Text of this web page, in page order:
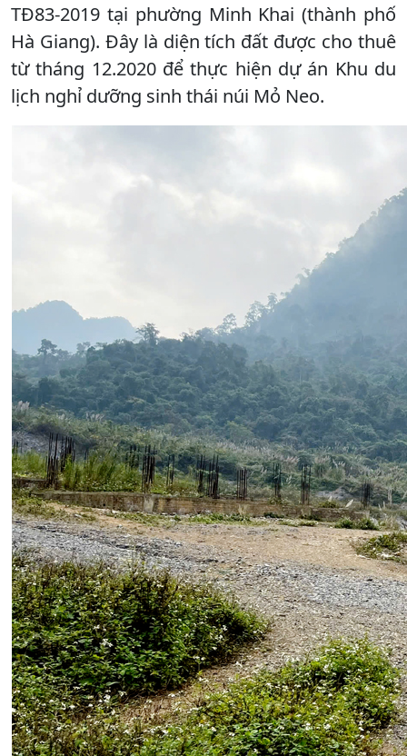
TĐ83-2019 tại phường Minh Khai (thành phố
Hà Giang). Đây là diện tích đất được cho thuê
từ tháng 12.2020 để thực hiện dự án Khu du
lịch nghỉ dưỡng sinh thái núi Mỏ Neo.